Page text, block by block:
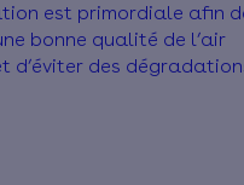
est primordiale afin
bonne qualité de l’air
d’éviter des